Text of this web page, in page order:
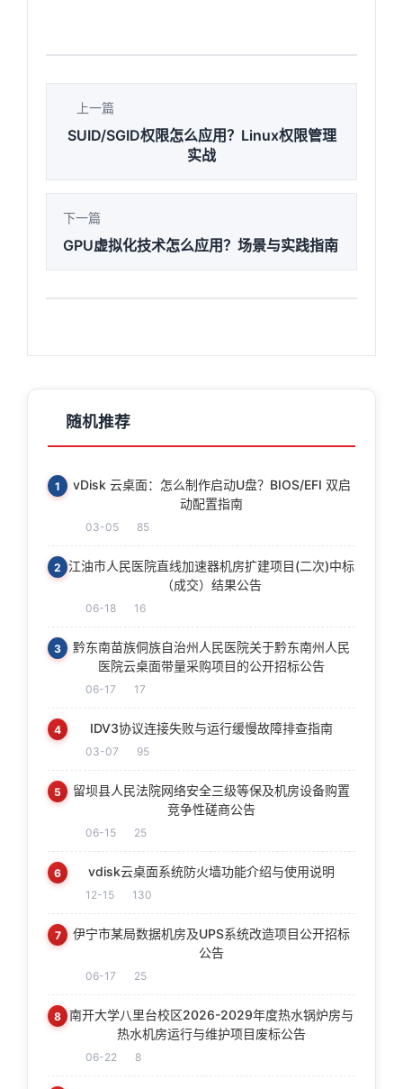
上一篇
SUID/SGID权限怎么应用？Linux权限管理
实战
下一篇
GPU虚拟化技术怎么应用？场景与实践指南
随机推荐
1
vDisk 云桌面：怎么制作启动U盘？BIOS/EFI 双启
动配置指南
03-05 85
2 江油市人民医院直线加速器机房扩建项目(二次)中标
（成交）结果公告
06-18 16
3
黔东南苗族侗族自治州人民医院关于黔东南州人民
医院云桌面带量采购项目的公开招标公告
06-17 17
4 IDV3协议连接失败与运行缓慢故障排查指南
03-07 95
5
留坝县人民法院网络安全三级等保及机房设备购置
竞争性磋商公告
06-15 25
6 vdisk云桌面系统防火墙功能介绍与使用说明
12-15 130
7
伊宁市某局数据机房及UPS系统改造项目公开招标
公告
06-17 25
8 南开大学八里台校区2026-2029年度热水锅炉房与
热水机房运行与维护项目废标公告
06-22 8